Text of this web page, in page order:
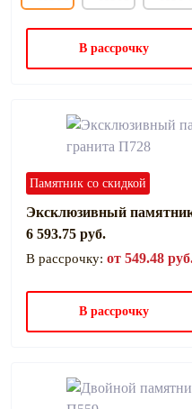
В рассрочку
Памятник со скидкой
Эксклюзивный
6 593.75 руб.
В рассрочку: от 549.48
В рассрочку